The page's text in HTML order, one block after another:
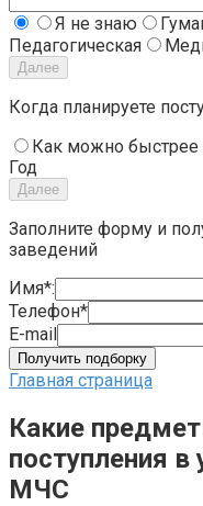
Я не знаю
Педагогическая
Далее
Когда планируете
Как можно быстрее
Год
Далее
Заполните форму и
заведений
Имя*:
Телефон*
E-mail
Получить подборку
Главная страница
Какие
поступления в
МЧС